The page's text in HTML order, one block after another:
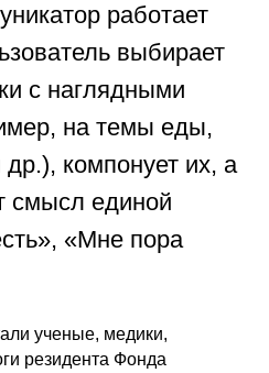
работает
выбирает
с наглядными
на темы еды,
компонует их, а
смысл единой
«Мне пора
ученые, медики,
резидента Фонда